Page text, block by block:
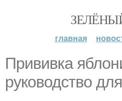
главная
Прививка
руководство